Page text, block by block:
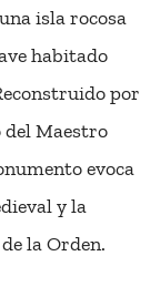
isla rocosa
habitado
por
del Maestro
evoca
y la
la Orden.